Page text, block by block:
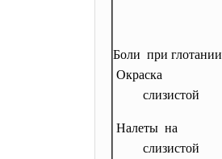
Боли при глотании
Окраска
слизистой
Налеты на
слизистой